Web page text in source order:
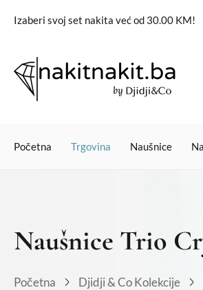
Izaberi svoj set nakita već od 30.00 KM!
Početna Trgovina Naušnice
Naušnice Trio
Početna Djidji & Co Kolekcije